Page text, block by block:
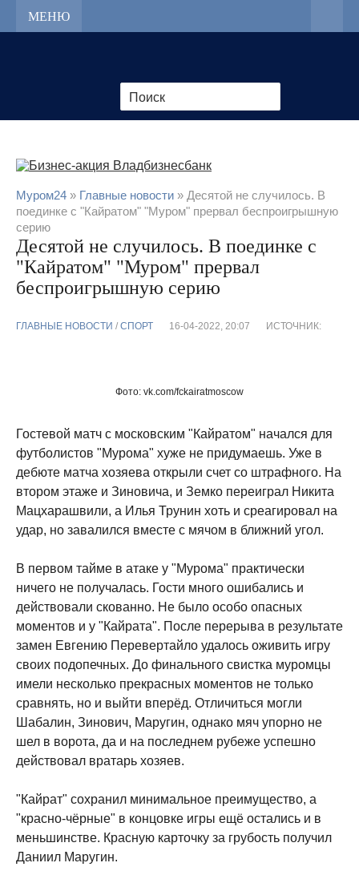
МЕНЮ
Муром24 » Главные новости » Десятой не случилось. В
поединке с "Кайратом" "Муром" прервал беспроигрышную
серию
Десятой не случилось. В поединке с
"Кайратом" "Муром" прервал
беспроигрышную серию
ГЛАВНЫЕ НОВОСТИ / CПОРТ 16-04-2022, 20:07 ИСТОЧНИК:
Фото: vk.com/fckairatmoscow
Гостевой матч с московским "Кайратом" начался для
футболистов "Мурома" хуже не придумаешь. Уже в
дебюте матча хозяева открыли счет со штрафного. На
втором этаже и Зиновича, и Земко переиграл Никита
Мацхарашвили, а Илья Трунин хоть и среагировал на
удар, но завалился вместе с мячом в ближний угол.
В первом тайме в атаке у "Мурома" практически
ничего не получалась. Гости много ошибались и
действовали скованно. Не было особо опасных
моментов и у "Кайрата". После перерыва в результате
замен Евгению Перевертайло удалось оживить игру
своих подопечных. До финального свистка муромцы
имели несколько прекрасных моментов не только
сравнять, но и выйти вперёд. Отличиться могли
Шабалин, Зинович, Маругин, однако мяч упорно не
шел в ворота, да и на последнем рубеже успешно
действовал вратарь хозяев.
"Кайрат" сохранил минимальное преимущество, а
"красно-чёрные" в концовке игры ещё остались и в
меньшинстве. Красную карточку за грубость получил
Даниил Маругин.